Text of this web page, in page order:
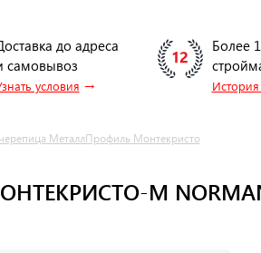
до адреса
самовывоз
условия →
Более
МеталлПрофиль Монтекристо
M